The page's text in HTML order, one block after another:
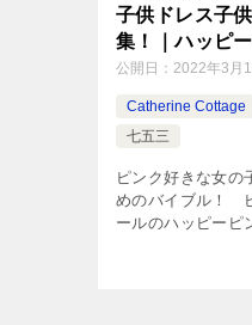
子供ドレス子
集！｜ハッピ
クまで
公開日： 2022年3月
Catherine Cottage
七五三
ピンク好きな女の
めのバイブル！
ールのハッピーピ
ピンク使いまで
子供ドレスや子